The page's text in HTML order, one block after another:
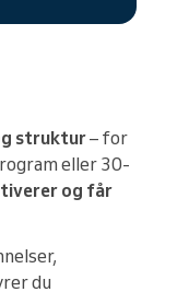
struktur– for
eller 30-
og får
du